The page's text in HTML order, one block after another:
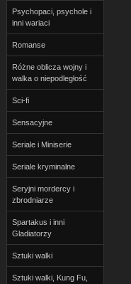
Psychopaci, psychole i
inni wariaci
Romanse
Różne oblicza wojny i
walka o niepodległość
Sci-fi
Sensacyjne
Seriale i Miniserie
Seriale kryminalne
Seryjni mordercy i
zbrodniarze
Spartakus i inni
Gladiatorzy
Sztuki walki
Sztuki walki, Kung Fu,